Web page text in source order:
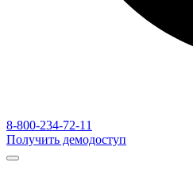
8-800-234-72-11
Получить демодоступ